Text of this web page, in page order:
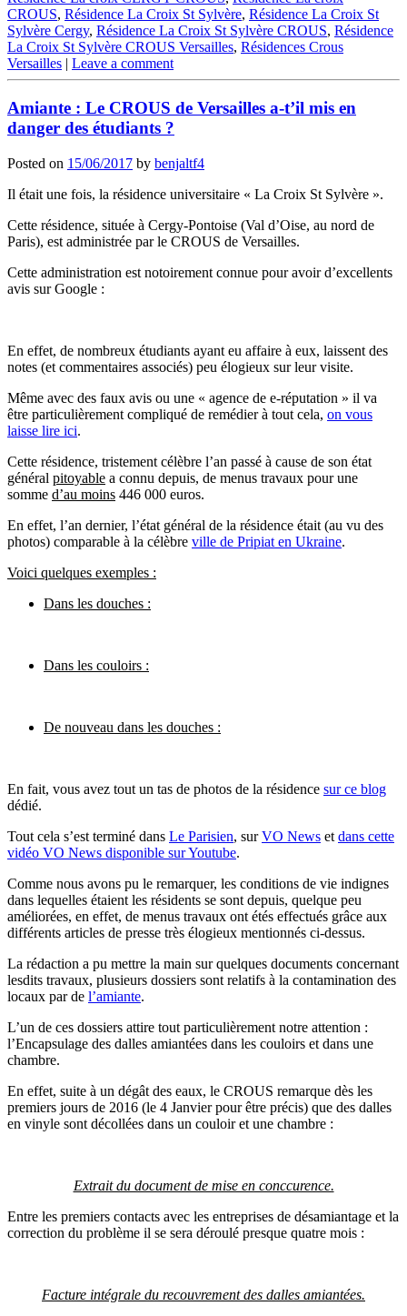
CROUS, Résidence La Croix St Sylvère, Résidence La Croix St
Sylvère Cergy, Résidence La Croix St Sylvère CROUS, Résidence
La Croix St Sylvère CROUS Versailles, Résidences Crous
Versailles | Leave a comment
Amiante : Le CROUS de Versailles a-t’il mis en
danger des étudiants ?
Posted on 15/06/2017 by benjaltf4
Il était une fois, la résidence universitaire « La Croix St Sylvère ».
Cette résidence, située à Cergy-Pontoise (Val d’Oise, au nord de
Paris), est administrée par le CROUS de Versailles.
Cette administration est notoirement connue pour avoir d’excellents
avis sur Google :
En effet, de nombreux étudiants ayant eu affaire à eux, laissent des
notes (et commentaires associés) peu élogieux sur leur visite.
Même avec des faux avis ou une « agence de e-réputation » il va
être particulièrement compliqué de remédier à tout cela, on vous
laisse lire ici.
Cette résidence, tristement célèbre l’an passé à cause de son état
général pitoyable a connu depuis, de menus travaux pour une
somme d’au moins 446 000 euros.
En effet, l’an dernier, l’état général de la résidence était (au vu des
photos) comparable à la célèbre ville de Pripiat en Ukraine.
Voici quelques exemples :
Dans les douches :
Dans les couloirs :
De nouveau dans les douches :
En fait, vous avez tout un tas de photos de la résidence sur ce blog
dédié.
Tout cela s’est terminé dans Le Parisien, surVO News et dans cette
vidéo VO News disponible sur Youtube.
Comme nous avons pu le remarquer, les conditions de vie indignes
dans lequelles étaient les résidents se sont depuis, quelque peu
améliorées, en effet, de menus travaux ont étés effectués grâce aux
différents articles de presse très élogieux mentionnés ci-dessus.
La rédaction a pu mettre la main sur quelques documents concernant
lesdits travaux, plusieurs dossiers sont relatifs à la contamination des
locaux par de l’amiante.
L’un de ces dossiers attire tout particulièrement notre attention :
l’Encapsulage des dalles amiantées dans les couloirs et dans une
chambre.
En effet, suite à un dégât des eaux, le CROUS remarque dès les
premiers jours de 2016 (le 4 Janvier pour être précis) que des dalles
en vinyle sont décollées dans un couloir et une chambre :
Extrait du document de mise en conccurence.
Entre les premiers contacts avec les entreprises de désamiantage et la
correction du problème il se sera déroulé presque quatre mois :
Facture intégrale du recouvrement des dalles amiantées.